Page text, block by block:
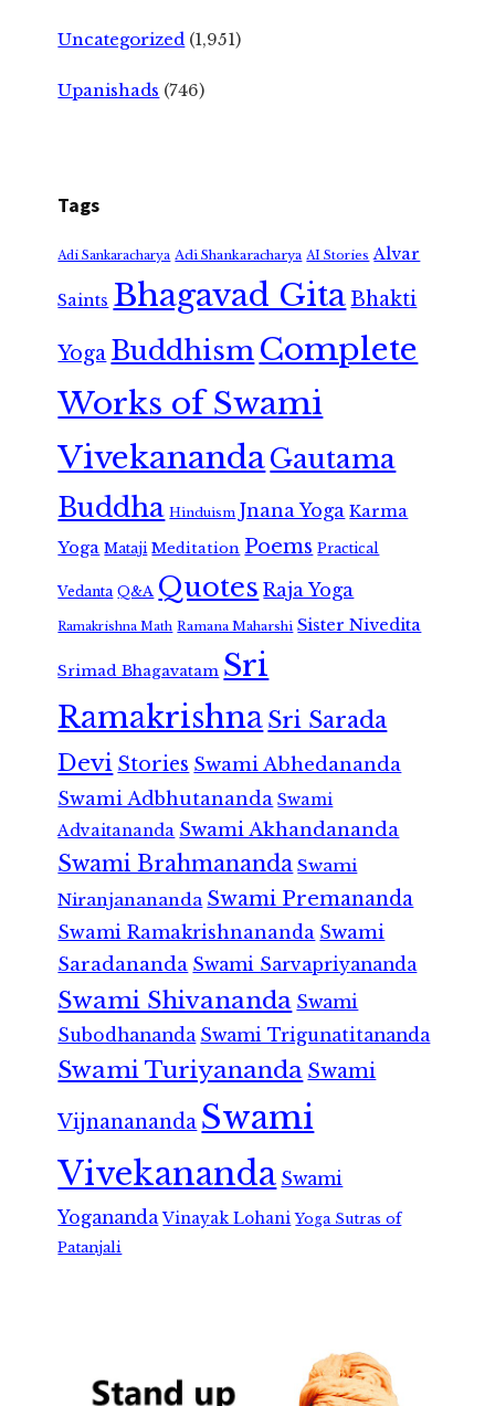
Uncategorized (1,951)
Upanishads (746)
Tags
Adi Sankaracharya Adi Shankaracharya AI Stories Alvar
Saints Bhagavad GitaBhakti
Yoga Buddhism Complete
Works of Swami
VivekanandaGautama
Buddha Hinduism Jnana Yoga Karma
Yoga Mataji Meditation Poems Practical
Vedanta Q&A Quotes Raja Yoga
Ramakrishna Math Ramana Maharshi Sister Nivedita
Srimad Bhagavatam Sri
RamakrishnaSri Sarada
Devi Stories Swami Abhedananda
Swami Adbhutananda Swami
Advaitananda Swami Akhandananda
Swami Brahmananda Swami
Niranjanananda Swami Premananda
Swami Ramakrishnananda Swami
Saradananda Swami Sarvapriyananda
Swami Shivananda Swami
Subodhananda Swami Trigunatitananda
Swami Turiyananda Swami
Vijnanananda Swami
Vivekananda Swami
Yogananda Vinayak Lohani Yoga Sutras of
Patanjali